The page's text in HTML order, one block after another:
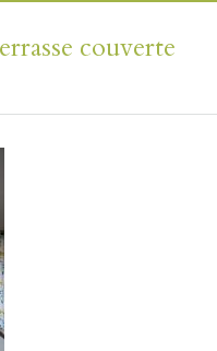
couverte